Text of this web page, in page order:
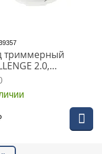
триммерный
2.0,
эллипс, 15 м